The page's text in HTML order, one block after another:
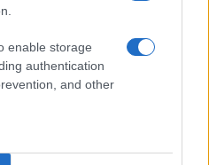
enable storage
authentication
and other